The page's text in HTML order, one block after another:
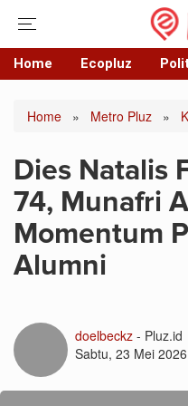
Home Ecopluz
Home » Metro Pluz »
Dies Natalis
74, Munafri
Momentum
Alumni
doelbeckz - Pluz.id
Sabtu, 23 Mei